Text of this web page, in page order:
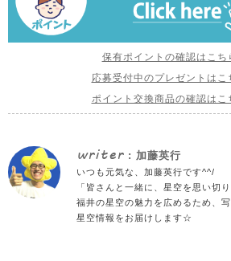
保有ポイントの確認はこち
応募受付中のプレゼントはこ
ポイント交換商品の確認はこ
writer : 加藤英行
いつも元気な、加藤英行です^^/
「皆さんと一緒に、星空を思い切
福井の星空の魅力を広めるため、
星空情報をお届けします☆